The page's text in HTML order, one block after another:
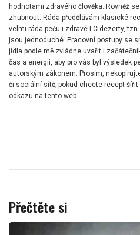
hodnotami zdravého člověka. Rovněž
zhubnout. Ráda předělávám klasické
velmi ráda peču i zdravé LC dezerty,
jsou jednoduché. Pracovní postupy se
jídla podle mě zvládne uvařit i
čas a energii, aby pro vás byl výsledek
autorským zákonem. Prosím,
či sociální sítě; pokud chcete recept
odkazu na tento web.
Přečtěte si